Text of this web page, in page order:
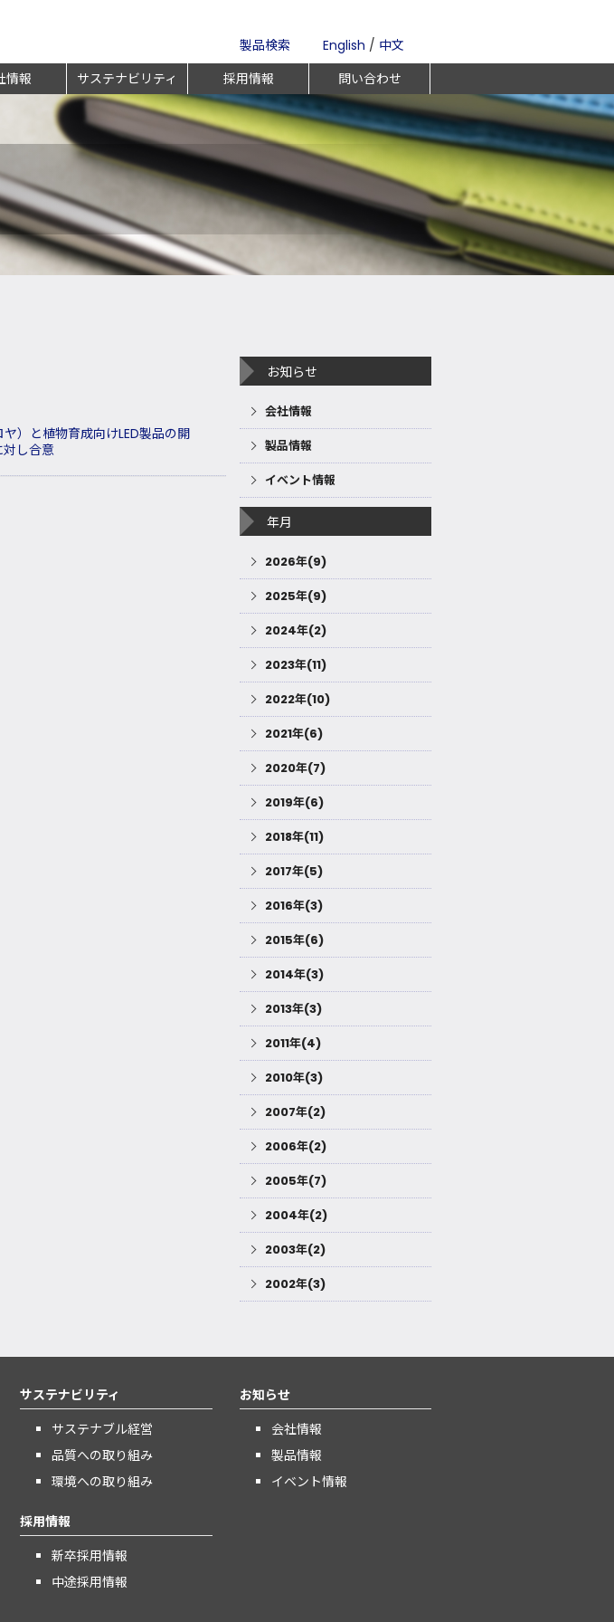
製品検索 English / 中文
情報 サステナビリティ 採用情報 問い合わせ
）と植物育成向けLED製品の開
し合意
お知らせ
会社情報
製品情報
イベント情報
年月
2026年(9)
2025年(9)
2024年(2)
2023年(11)
2022年(10)
2021年(6)
2020年(7)
2019年(6)
2018年(11)
2017年(5)
2016年(3)
2015年(6)
2014年(3)
2013年(3)
2011年(4)
2010年(3)
2007年(2)
2006年(2)
2005年(7)
2004年(2)
2003年(2)
2002年(3)
サステナビリティ
サステナブル経営
品質への取り組み
環境への取り組み
採用情報
新卒採用情報
中途採用情報
お知らせ
会社情報
製品情報
イベント情報